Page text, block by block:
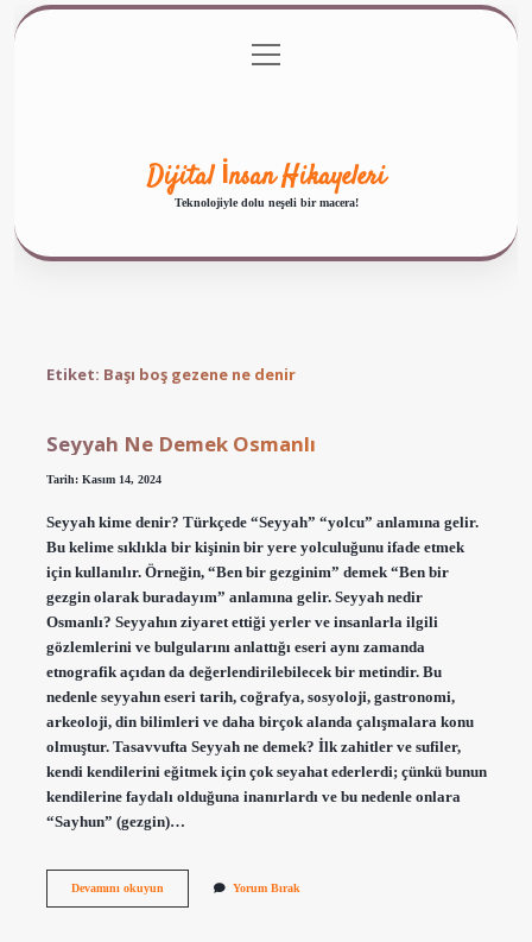
Gizlilik Politikası
menüyü
aç
Dijital İnsan Hikayeleri
Teknolojiyle dolu neşeli bir macera!
Etiket: Başı boş gezene ne denir
Seyyah Ne Demek Osmanlı
Tarih: Kasım 14, 2024
Seyyah kime denir? Türkçede “Seyyah” “yolcu” anlamına gelir.
Bu kelime sıklıkla bir kişinin bir yere yolculuğunu ifade etmek
için kullanılır. Örneğin, “Ben bir gezginim” demek “Ben bir
gezgin olarak buradayım” anlamına gelir. Seyyah nedir
Osmanlı? Seyyahın ziyaret ettiği yerler ve insanlarla ilgili
gözlemlerini ve bulgularını anlattığı eseri aynı zamanda
etnografik açıdan da değerlendirilebilecek bir metindir. Bu
nedenle seyyahın eseri tarih, coğrafya, sosyoloji, gastronomi,
arkeoloji, din bilimleri ve daha birçok alanda çalışmalara konu
olmuştur. Tasavvufta Seyyah ne demek? İlk zahitler ve sufiler,
kendi kendilerini eğitmek için çok seyahat ederlerdi; çünkü bunun
kendilerine faydalı olduğuna inanırlardı ve bu nedenle onlara
“Sayhun” (gezgin)…
Devamını okuyunSeyyah
Yorum Bırak